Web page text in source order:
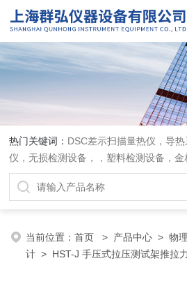
热门关键词： DSC差示扫描量热仪，导
仪，无损检测设备，，塑料检测设备，
备，耐环境老化设备，金属检测设备，量
当前位置：首页 > 产品中心 >物
计 > HST-J 手压式拉压测试架推拉